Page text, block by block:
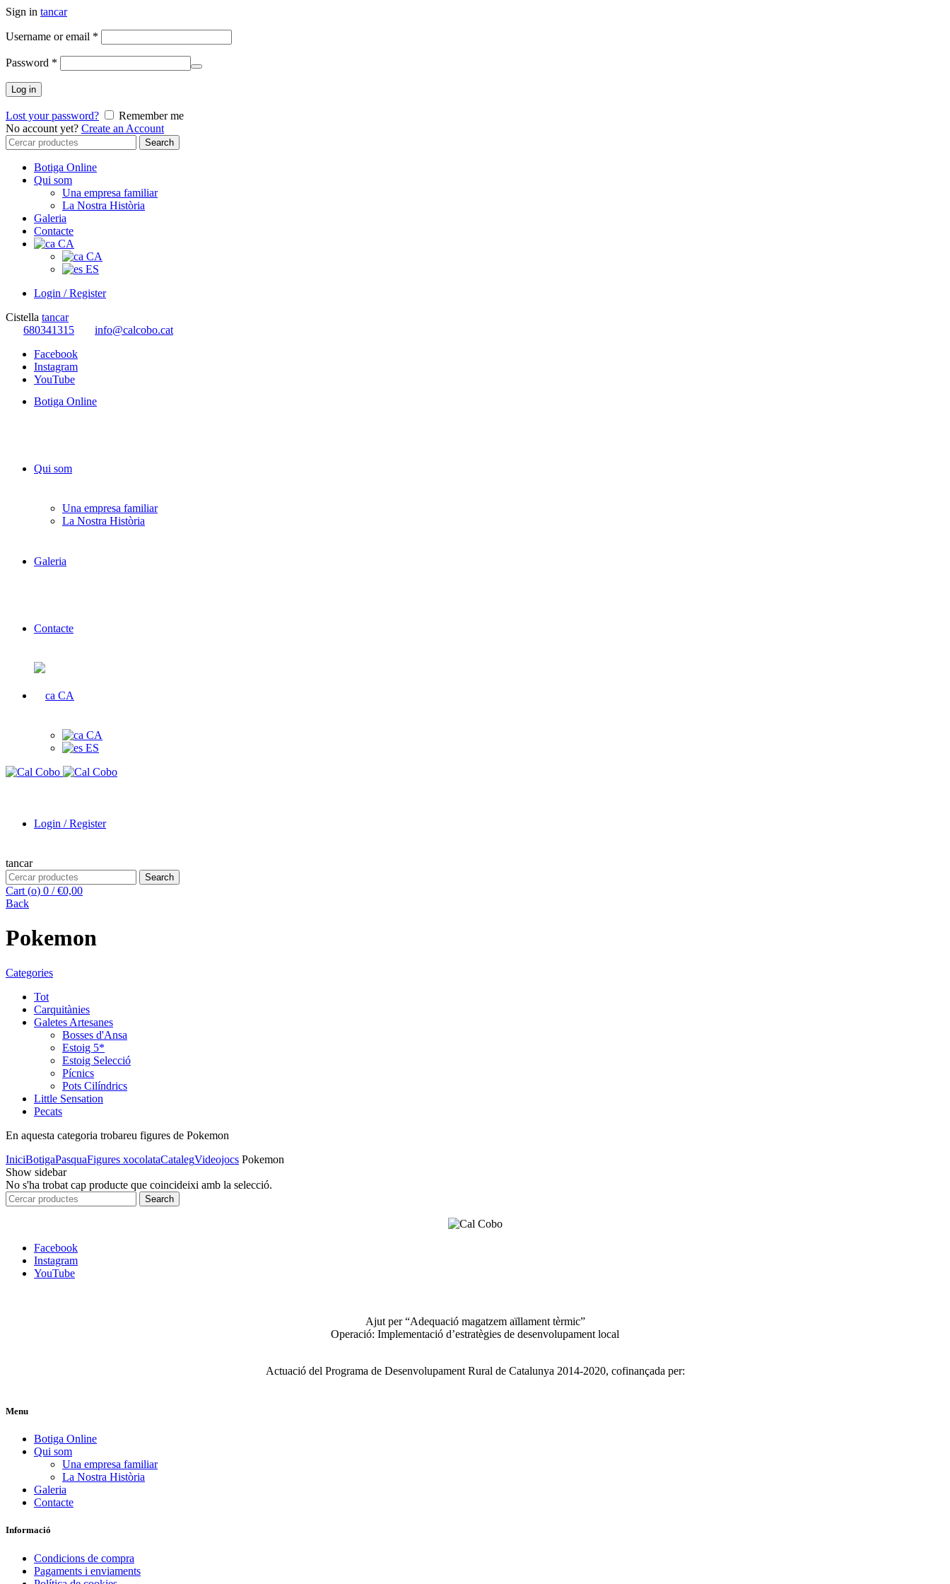
Sign in tancar
Username or email *
Password *
Log in
Lost your password?
Remember me
No account yet? Create an Account
Search
for:
Search
Botiga Online
Qui som
Una empresa familiar
La Nostra Història
Galeria
Contacte
CA
CA
ES
Login / Register
Cistella tancar
680341315
info@calcobo.cat
Facebook
Instagram
YouTube
Botiga Online
Qui som
Una empresa familiar
La Nostra Història
Galeria
Contacte
CA
CA
ES
Login / Register
tancar
Search
for:
Search
Cart (o) 0 / €0,00
Back
Pokemon
Categories
Tot
Carquitànies
Galetes Artesanes
Bosses d'Ansa
Estoig 5*
Estoig Selecció
Pícnics
Pots Cilíndrics
Little Sensation
Pecats
En aquesta categoria trobareu figures de Pokemon
IniciBotigaPasquaFigures xocolataCatalegVideojocs Pokemon
Show sidebar
No s'ha trobat cap producte que coincideixi amb la selecció.
Search
for:
Search
Facebook
Instagram
YouTube
Ajut per “Adequació magatzem aïllament tèrmic”
Operació: Implementació d’estratègies de desenvolupament local
Actuació del Programa de Desenvolupament Rural de Catalunya 2014-2020, cofinançada per:
Menu
Botiga Online
Qui som
Una empresa familiar
La Nostra Història
Galeria
Contacte
Informació
Condicions de compra
Pagaments i enviaments